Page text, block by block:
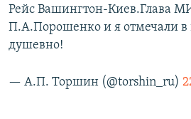
Рейс Вашингтон-Киев.Глава
П.А.Порошенко и я отмечали в
душевно!
— А.П. Торшин (@torshin_ru)